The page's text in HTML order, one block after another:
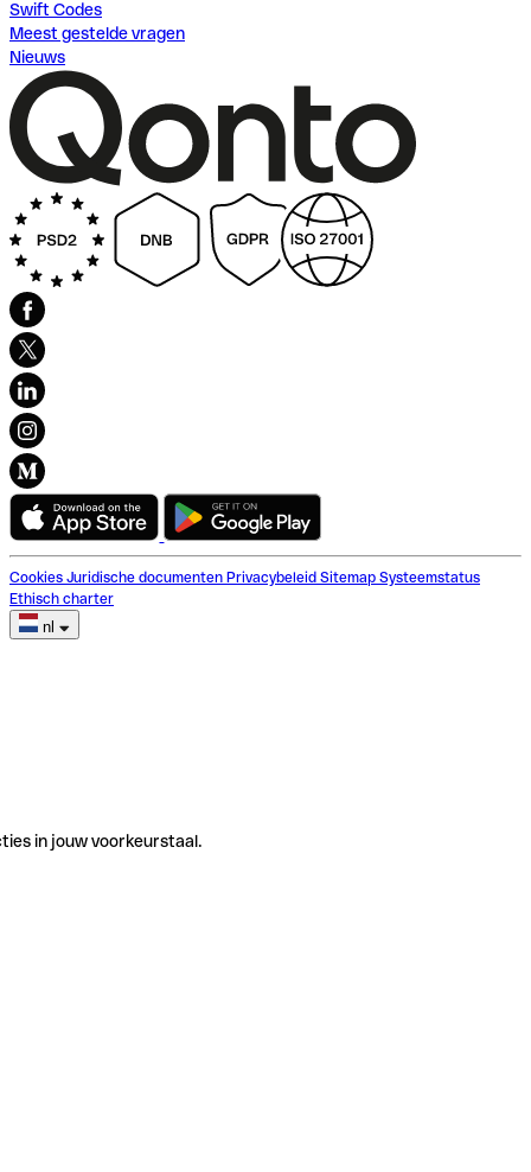
Swift Codes
Meest gestelde vragen
Nieuws
Cookies Juridische documenten Privacybeleid Sitemap Systeemstatus
Ethisch charter
nl
in jouw voorkeurstaal.